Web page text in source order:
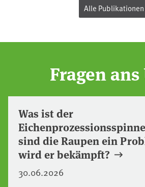
Alle Publikationen
Fragen ans
Was ist der
sind die Raupen ein
wird er bekämpft?
30.06.2026